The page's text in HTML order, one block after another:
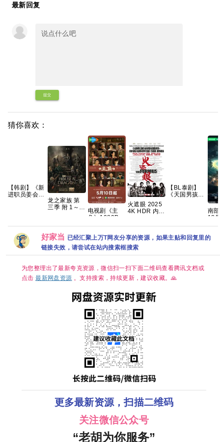
最新回复
提交
猜你喜欢：
【韩剧】《新
进职员姜会长
龙之家族 第
三季 附 1～2
内嵌简繁英字
幕 【单集
7GB左右】
电视剧《主
角》1080P高
清免费观看百
火遮眼 2025
4K HDR 内封
分动作 【夸
+】
【BL泰剧】
《天国男孩
【泰语中字】
【共6集】
南部
18
【
线】
好家当 已经汇聚上万T网友分享的资源，如果主贴和回复里的
链接失效，请尝试在站内搜索框搜索
为您整理出了最新夸克资源，微信扫一扫下面二维码查看腾讯文档或
点击最新网盘资源 。支持搜索，持续更新，建议收藏。🙏
更多最新资源，扫描二维码
关注微信公众号
“老胡为你服务”